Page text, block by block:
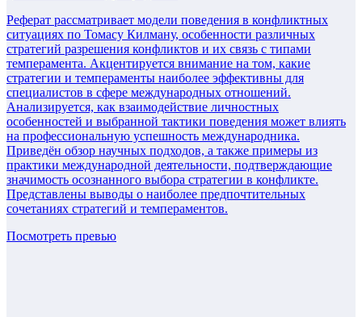
Реферат рассматривает модели поведения в конфликтных
ситуациях по Томасу Килману, особенности различных
стратегий разрешения конфликтов и их связь с типами
темперамента. Акцентируется внимание на том, какие
стратегии и темпераменты наиболее эффективны для
специалистов в сфере международных отношений.
Анализируется, как взаимодействие личностных
особенностей и выбранной тактики поведения может влиять
на профессиональную успешность международника.
Приведён обзор научных подходов, а также примеры из
практики международной деятельности, подтверждающие
значимость осознанного выбора стратегии в конфликте.
Представлены выводы о наиболее предпочтительных
сочетаниях стратегий и темпераментов.
Посмотреть превью